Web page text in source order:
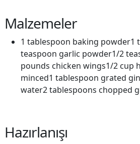
Malzemeler
1 tablespoon baking powder1
teaspoon garlic powder1/2
pounds chicken wings1/2 cup
minced1 tablespoon grated
water2 tablespoons chopped
Hazırlanışı